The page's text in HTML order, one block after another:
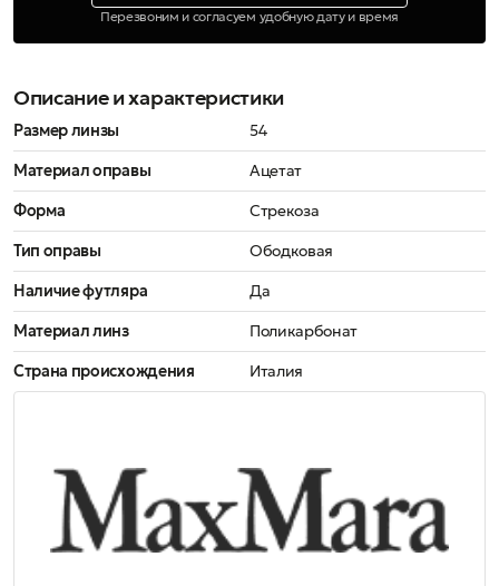
Перезвоним и согласуем удобную дату и время
Описание и характеристики
Размер линзы
54
Материал оправы
Ацетат
Форма
Стрекоза
Тип оправы
Ободковая
Наличие футляра
Да
Материал линз
Поликарбонат
Страна происхождения
Италия